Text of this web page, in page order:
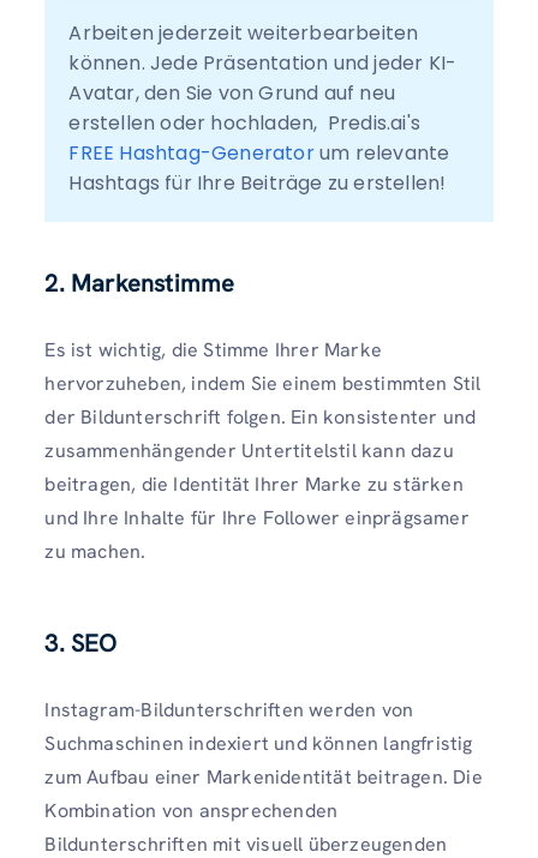
Arbeiten jederzeit weiterbearbeiten
können. Jede Präsentation und jeder KI-
Avatar, den Sie von Grund auf neu
FREE Hashtag-Generator um relevante
Hashtags für Ihre Beiträge zu erstellen!
2. Markenstimme
Es ist wichtig, die Stimme Ihrer Marke
hervorzuheben, indem Sie einem bestimmten Stil
der Bildunterschrift folgen. Ein konsistenter und
zusammenhängender Untertitelstil kann dazu
beitragen, die Identität Ihrer Marke zu stärken
und Ihre Inhalte für Ihre Follower einprägsamer
zu machen.
3. SEO
Instagram-Bildunterschriften werden von
Suchmaschinen indexiert und können langfristig
zum Aufbau einer Markenidentität beitragen. Die
Kombination von ansprechenden
Bildunterschriften mit visuell überzeugenden